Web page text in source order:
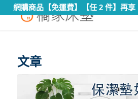
網購商品【免運費】【任 2 件】再享
您現在的位置： 首頁 /保潔墊
文章